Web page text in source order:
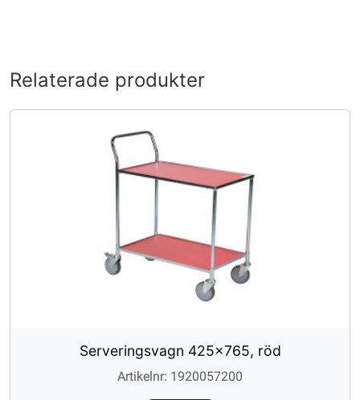
Relaterade produkter
Serveringsvagn 425x765, röd
Artikelnr: 1920057200